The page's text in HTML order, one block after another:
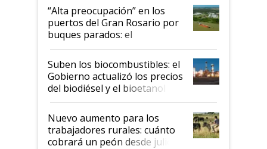
“Alta preocupación” en los
puertos del Gran Rosario por
buques parados: el
funcionamiento de las
exportadoras en tensión tras
la medida de fuerza de los
prácticos
Suben los biocombustibles: el
Gobierno actualizó los precios
del biodiésel y el bioetanol
Nuevo aumento para los
trabajadores rurales: cuánto
cobrará un peón desde julio